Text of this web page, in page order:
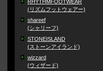
RHYTHMFOOTWEAR
(リズムフットウェアー)
shareef
(シャリーフ)
STONEISLAND
(ストーンアイランド)
wizzard
(ウィザード)